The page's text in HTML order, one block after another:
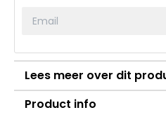
Lees meer over dit
Product info